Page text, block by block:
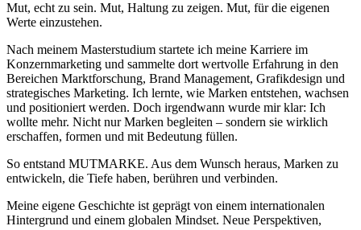
Mut, echt zu sein. Mut, Haltung zu zeigen. Mut, für die eigenen
Werte einzustehen.
Nach meinem Masterstudium startete ich meine Karriere im
Konzernmarketing und sammelte dort wertvolle Erfahrung in den
Bereichen Marktforschung, Brand Management, Grafikdesign und
strategisches Marketing. Ich lernte, wie Marken entstehen, wachsen
und positioniert werden. Doch irgendwann wurde mir klar: Ich
wollte mehr. Nicht nur Marken begleiten – sondern sie wirklich
erschaffen, formen und mit Bedeutung füllen.
So entstand MUTMARKE. Aus dem Wunsch heraus, Marken zu
entwickeln, die Tiefe haben, berühren und verbinden.
Meine eigene Geschichte ist geprägt von einem internationalen
Hintergrund und einem globalen Mindset. Neue Perspektiven,